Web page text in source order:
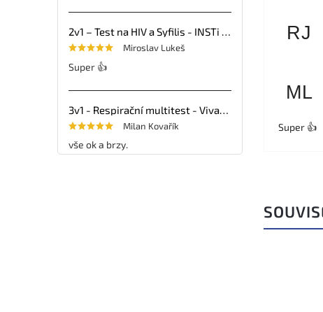
Miroslav Lukeš
Super 👍
Milan Kovařík
vše ok a brzy.
RJ
ML
Super 👍